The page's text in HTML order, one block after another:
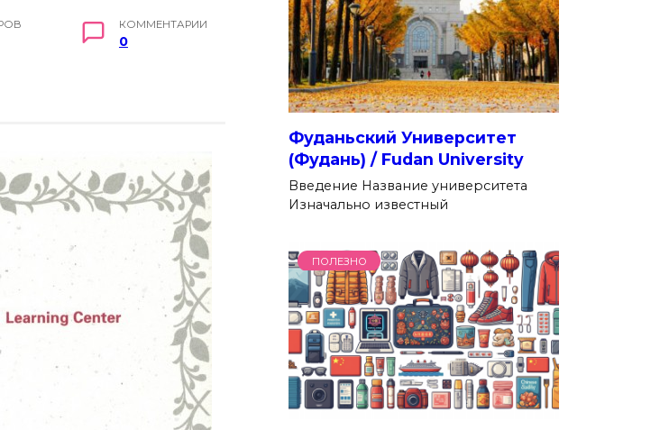
КОММЕНТАРИИ
0
Фуданьский Университет
(Фудань) / Fudan University
Введение Название университета
Изначально известный
ПОЛЕЗНО